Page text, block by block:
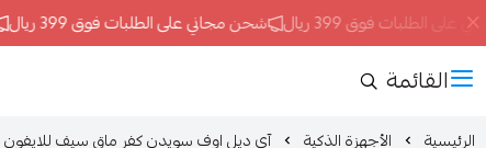
الطلبات فوق 399 ريال شحن مجاني على الطلبات فوق 399 ريال
القائمة
الرئيسية الأجهزة الذكية آي ديل اوف سويدن كفر ماق سيف للايفون 14 برو وردي